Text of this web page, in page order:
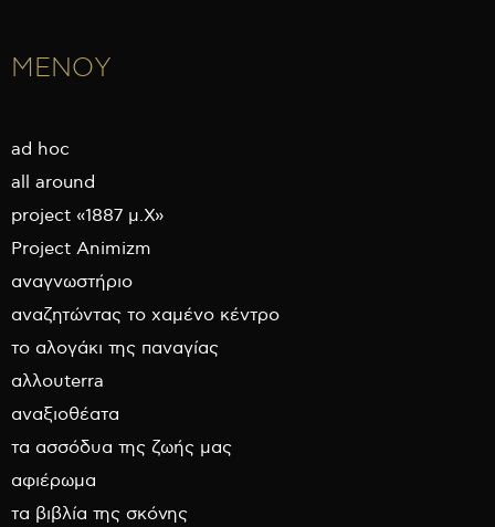
ΜΕΝΟΥ
ad hoc
all around
project «1887 μ.Χ»
Project Animizm
αναγνωστήριο
αναζητώντας το χαμένο κέντρο
το αλογάκι της παναγίας
αλλουterra
αναξιοθέατα
τα ασσόδυα της ζωής μας
αφιέρωμα
τα βιβλία της σκόνης